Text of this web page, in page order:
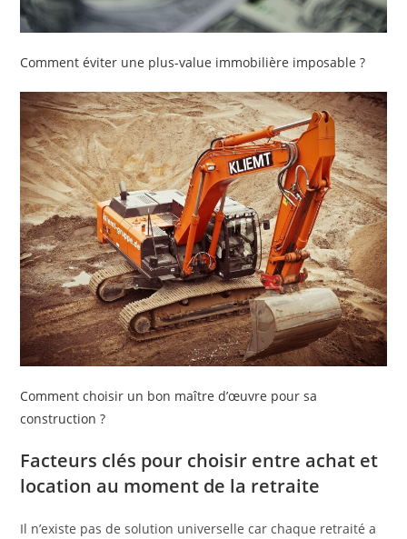
Comment éviter une plus-value immobilière imposable ?
Comment choisir un bon maître d’œuvre pour sa
construction ?
Facteurs clés pour choisir entre achat et
location au moment de la retraite
Il n’existe pas de solution universelle car chaque retraité a